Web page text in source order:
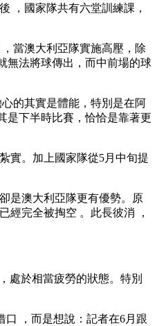
，國家隊共有六堂訓練課，
當澳大利亞隊實施高壓，除
無法將球傳出，而中前場的球
的其實是體能，特別是在阿
是下半時比賽 ，恰恰是靠著更
實。加上國家隊從5月中旬提
澳大利亞隊更有優勢。原
完全被掏空 。此長彼消 ，
處於相當疲勞的狀態。特別
，而是想說 ：記者在6月跟